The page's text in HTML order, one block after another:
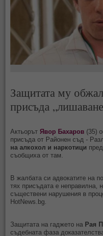
Защитата му
присъда
Актьорът Явор Бахаров (35)
присъда от Районен съд -
на алкохол и наркотици
съобщиха от там.
В жалбата си адвокатите на
тях присъдата е неправилна,
съществени нарушения в
HotNews.bg.
Защитата на гаджето на Рая
съдебната фаза